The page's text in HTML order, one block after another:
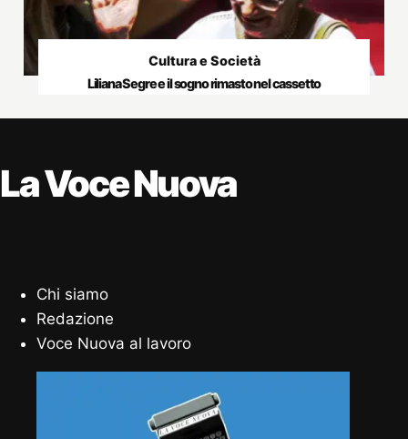
Cultura e Società
Liliana Segre e il sogno rimasto nel cassetto
La Voce Nuova
Chi siamo
Redazione
Voce Nuova al lavoro